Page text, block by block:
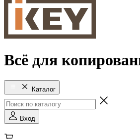
Всё для
Каталог
Вход